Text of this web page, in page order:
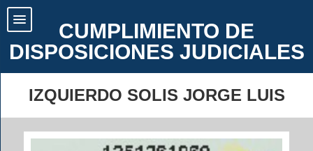
CUMPLIMIENTO DE
DISPOSICIONES JUDICIALES
IZQUIERDO SOLIS JORGE LUIS